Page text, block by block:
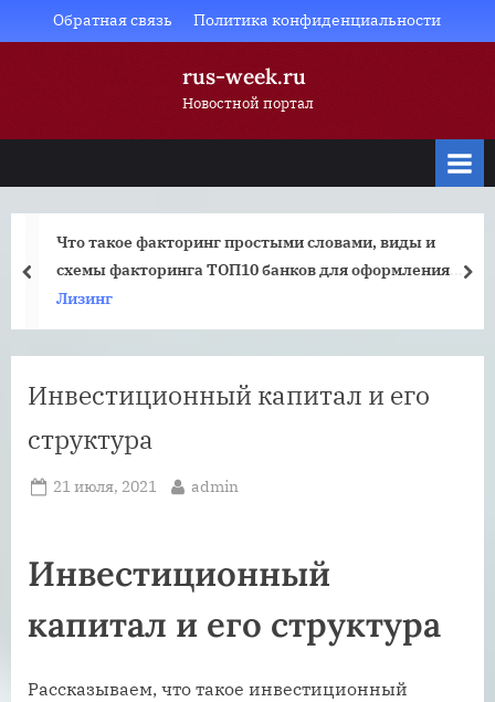
to
Обратная связь Политика конфиденциальности
rus-week.ru
Новостной портал
Что такое факторинг простыми словами, виды и
схемы факторинга ТОП10 банков для оформления
услуги
Лизинг
prev
Инвестиционный капитал и его
структура
Posted
21 июля, 2021 By
admin
Инвестиционный
капитал и его структура
Рассказываем, что такое инвестиционный